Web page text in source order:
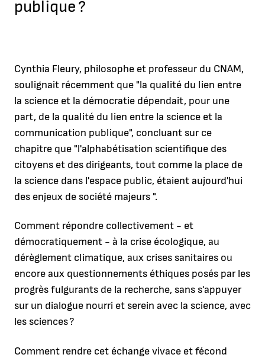
publique ?
Cynthia Fleury, philosophe et professeur du CNAM,
soulignait récemment que "la qualité du lien entre
la science et la démocratie dépendait, pour une
part, de la qualité du lien entre la science et la
communication publique", concluant sur ce
chapitre que "l'alphabétisation scientifique des
citoyens et des dirigeants, tout comme la place de
la science dans l'espace public, étaient aujourd'hui
des enjeux de société majeurs ".
Comment répondre collectivement - et
démocratiquement - à la crise écologique, au
dérèglement climatique, aux crises sanitaires ou
encore aux questionnements éthiques posés par les
progrès fulgurants de la recherche, sans s'appuyer
sur un dialogue nourri et serein avec la science, avec
les sciences ?
Comment rendre cet échange vivace et fécond